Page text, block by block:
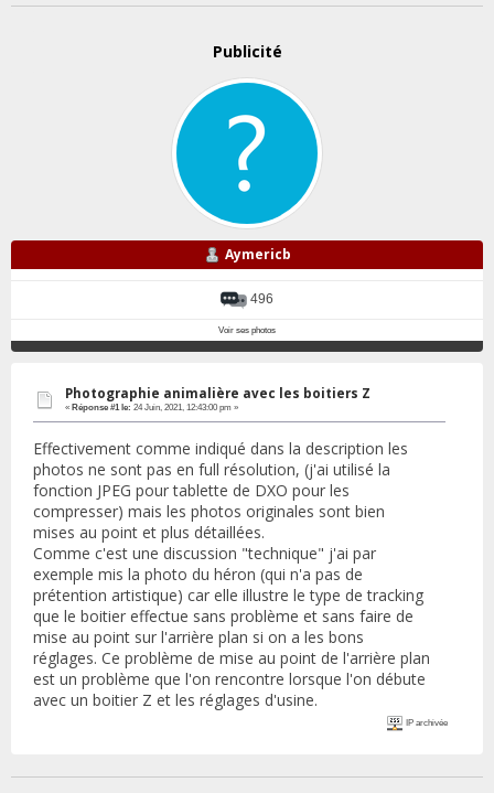
Publicité
Aymericb
496
Voir ses photos
Photographie animalière avec les boitiers Z
« Réponse #1 le: 24 Juin, 2021, 12:43:00 pm »
Effectivement comme indiqué dans la description les
photos ne sont pas en full résolution, (j'ai utilisé la
fonction JPEG pour tablette de DXO pour les
compresser) mais les photos originales sont bien
mises au point et plus détaillées.
Comme c'est une discussion "technique" j'ai par
exemple mis la photo du héron (qui n'a pas de
prétention artistique) car elle illustre le type de tracking
que le boitier effectue sans problème et sans faire de
mise au point sur l'arrière plan si on a les bons
réglages. Ce problème de mise au point de l'arrière plan
est un problème que l'on rencontre lorsque l'on débute
avec un boitier Z et les réglages d'usine.
IP archivée